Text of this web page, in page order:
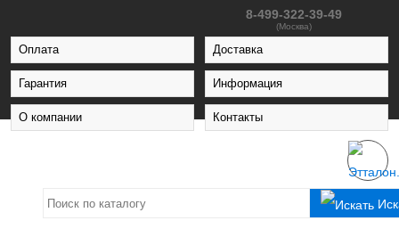
8-499-322-39-49
(Москва)
Оплата Доставка
Гарантия Информация
О компании Контакты